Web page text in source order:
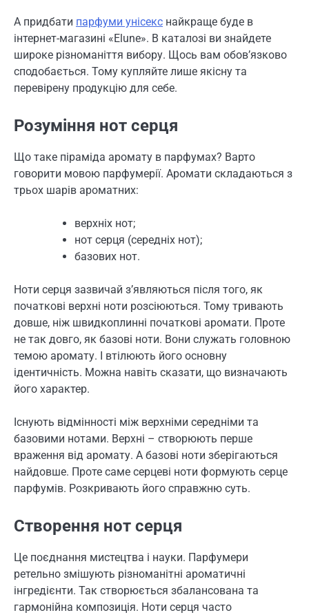
А придбати парфуми унісекс найкраще буде в
інтернет-магазині «Elune». В каталозі ви знайдете
широке різноманіття вибору. Щось вам обов’язково
сподобається. Тому купляйте лише якісну та
перевірену продукцію для себе.
Розуміння нот серця
Що таке піраміда аромату в парфумах? Варто
говорити мовою парфумерії. Аромати складаються з
трьох шарів ароматних:
верхніх нот;
нот серця (середніх нот);
базових нот.
Ноти серця зазвичай з’являються після того, як
початкові верхні ноти розсіюються. Тому тривають
довше, ніж швидкоплинні початкові аромати. Проте
не так довго, як базові ноти. Вони служать головною
темою аромату. І втілюють його основну
ідентичність. Можна навіть сказати, що визначають
його характер.
Існують відмінності між верхніми середніми та
базовими нотами. Верхні – створюють перше
враження від аромату. А базові ноти зберігаються
найдовше. Проте саме серцеві ноти формують серце
парфумів. Розкривають його справжню суть.
Створення нот серця
Це поєднання мистецтва і науки. Парфумери
ретельно змішують різноманітні ароматичні
інгредієнти. Так створюється збалансована та
гармонійна композиція. Ноти серця часто